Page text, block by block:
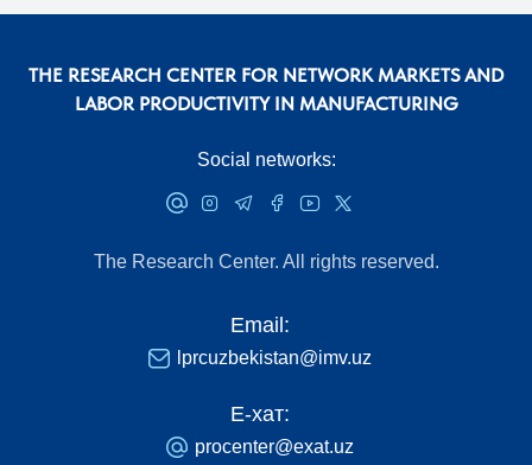
THE RESEARCH CENTER FOR NETWORK MARKETS AND
LABOR PRODUCTIVITY IN MANUFACTURING
Social networks:
The Research Center. All rights reserved.
Email:
lprcuzbekistan@imv.uz
Е-хат:
procenter@exat.uz